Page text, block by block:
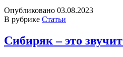
Опубликовано 03.08.2023
В рубрике Статьи
Сибиряк – это